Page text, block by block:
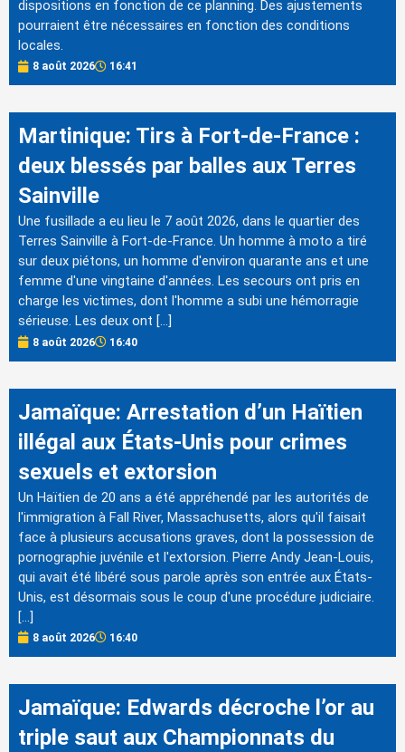
dispositions en fonction de ce planning. Des ajustements
pourraient être nécessaires en fonction des conditions
locales.
8 août 2026 16:41
Martinique: Tirs à Fort-de-France :
deux blessés par balles aux Terres
Sainville
Une fusillade a eu lieu le 7 août 2026, dans le quartier des
Terres Sainville à Fort-de-France. Un homme à moto a tiré
sur deux piétons, un homme d'environ quarante ans et une
femme d'une vingtaine d'années. Les secours ont pris en
charge les victimes, dont l'homme a subi une hémorragie
sérieuse. Les deux ont […]
8 août 2026 16:40
Jamaïque: Arrestation d’un Haïtien
illégal aux États-Unis pour crimes
sexuels et extorsion
Un Haïtien de 20 ans a été appréhendé par les autorités de
l'immigration à Fall River, Massachusetts, alors qu'il faisait
face à plusieurs accusations graves, dont la possession de
pornographie juvénile et l'extorsion. Pierre Andy Jean-Louis,
qui avait été libéré sous parole après son entrée aux États-
Unis, est désormais sous le coup d'une procédure judiciaire.
[…]
8 août 2026 16:40
Jamaïque: Edwards décroche l’or au
triple saut aux Championnats du